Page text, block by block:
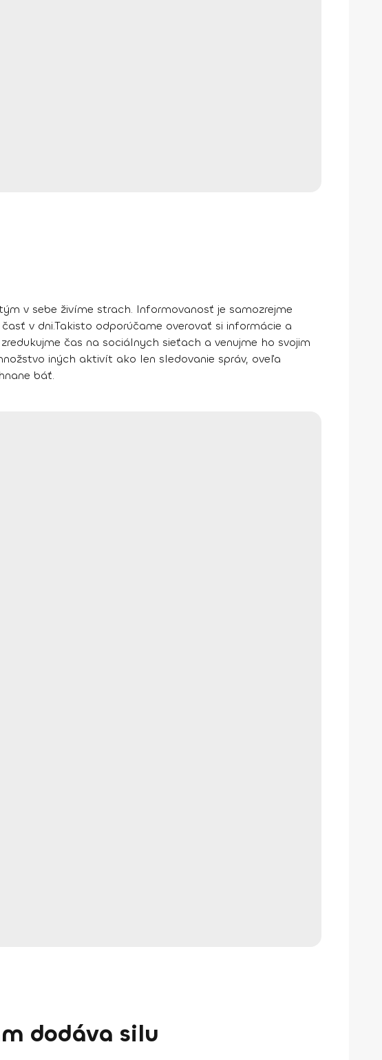
v sebe živíme strach. Informovanosť je samozrejme
v dni.Takisto odporúčame overovať si informácie a
zredukujme čas na sociálnych sieťach a venujme ho svojim
iných aktivít ako len sledovanie správ, oveľa
báť.
dodáva silu